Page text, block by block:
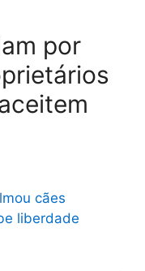
por
cães
liberdade